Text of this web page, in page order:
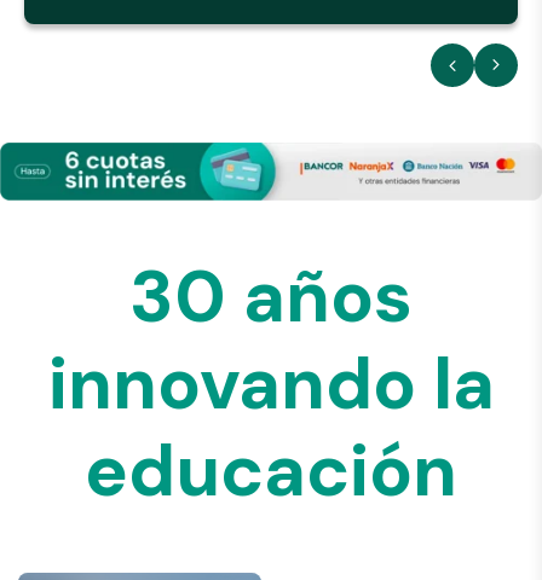
30 años
innovando la
educación